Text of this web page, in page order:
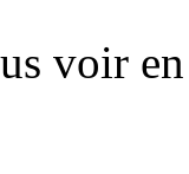
voir